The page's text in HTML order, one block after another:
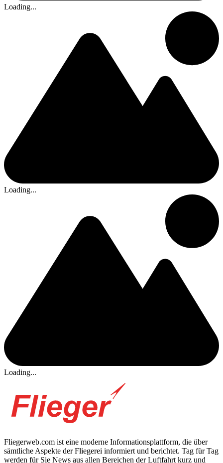
Loading...
Loading...
Loading...
Fliegerweb.com ist eine moderne Informationsplattform, die über
sämtliche Aspekte der Fliegerei informiert und berichtet. Tag für Tag
werden für Sie News aus allen Bereichen der Luftfahrt kurz und